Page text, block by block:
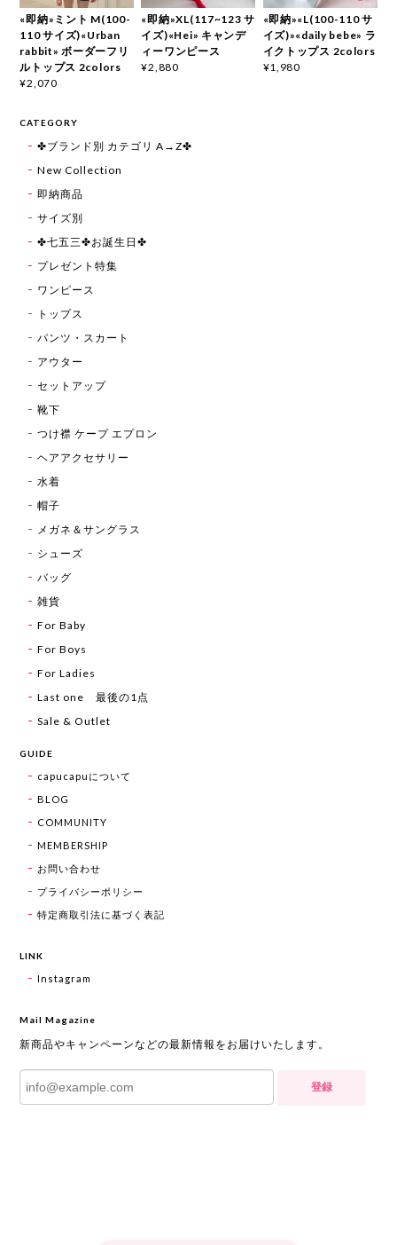
«即納»ミント M(100-
110 サイズ)«Urban
rabbit» ボーダーフリ
ルトップス 2colors
¥2,070
«即納»XL(117~123 サ
イズ)«Hei» キャンデ
ィーワンピース
¥2,880
«即納»«L(100-110 サ
イズ)»«daily bebe» ラ
イクトップス 2colors
¥1,980
CATEGORY
✤ブランド別 カテゴリ A→Z✤
New Collection
即納商品
サイズ別
✤七五三✤お誕生日✤
プレゼント特集
ワンピース
トップス
パンツ・スカート
アウター
セットアップ
靴下
つけ襟 ケープ エプロン
ヘアアクセサリー
水着
帽子
メガネ＆サングラス
シューズ
バッグ
雑貨
For Baby
For Boys
For Ladies
Last one 最後の1点
Sale & Outlet
GUIDE
capucapuについて
BLOG
COMMUNITY
MEMBERSHIP
お問い合わせ
プライバシーポリシー
特定商取引法に基づく表記
LINK
Instagram
Mail Magazine
新商品やキャンペーンなどの最新情報をお届けいたします。
登録